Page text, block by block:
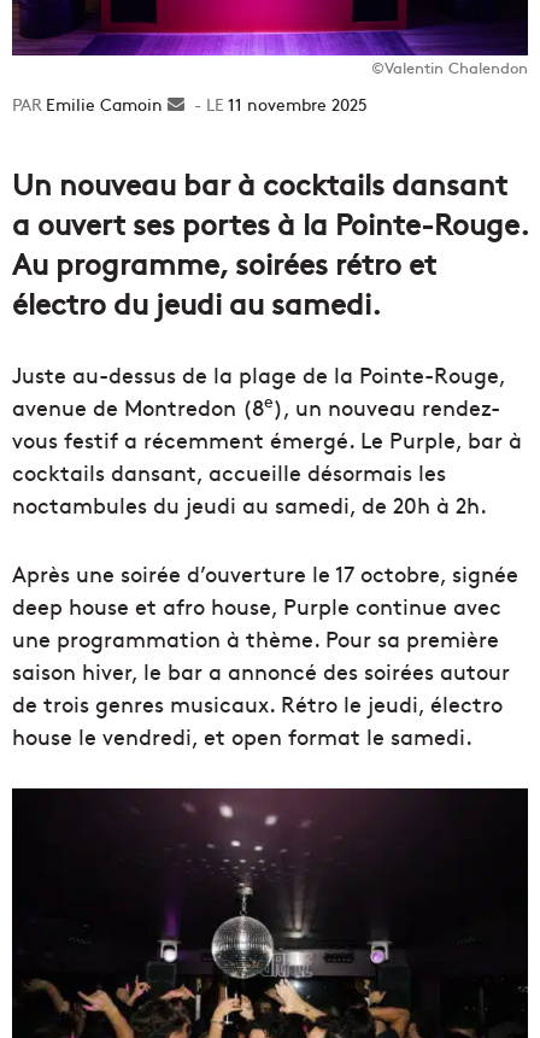
©Valentin Chalendon
Emilie Camoin
Envoyer11 novembre 2025
Un nouveau bar à cocktails dansant
a ouvert ses portes à la Pointe-Rouge.
Au programme, soirées rétro et
électro du jeudi au samedi.
Juste au-dessus de la plage de la Pointe-Rouge,
avenue de Montredon (8e), un nouveau rendez-
vous festif a récemment émergé. Le Purple, bar à
cocktails dansant, accueille désormais les
noctambules du jeudi au samedi, de 20h à 2h.
Après une soirée d’ouverture le 17 octobre, signée
deep house et afro house, Purple continue avec
une programmation à thème. Pour sa première
saison hiver, le bar a annoncé des soirées autour
de trois genres musicaux. Rétro le jeudi, électro
house le vendredi, et open format le samedi.